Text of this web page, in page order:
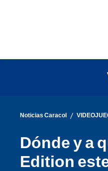
Noticias Caracol /
Dónde y a
Edition